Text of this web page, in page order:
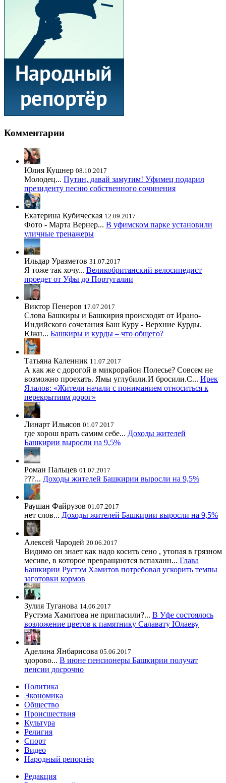
Комментарии
Юлия Кушнер 08.10.2017
Молодец... Путин, давай замутим! Уфимец подарил
президенту песню собственного сочинения
Екатерина Кубическая 12.09.2017
Фото - Марта Вернер... В уфимском парке установили
уличные тренажеры
Ильдар Уразметов 31.07.2017
Я тоже так хочу... Великобританский велосипедист
проедет от Уфы до Португалии
Виктор Пенеров 17.07.2017
Слова Башкиры и Башкирия происходят от Ирано-
Индийского сочетания Баш Куру - Верхние Курды.
Южн... Башкиры и курды – что общего?
Татьяна Каленник 11.07.2017
А как же с дорогой в микрорайон Полесье? Совсем не
возможно проехать. Ямы углубили.И бросили.С... Ирек
Ялалов: «Жители начали с пониманием относиться к
перекрытиям дорог»
Линарт Ильясов 01.07.2017
где хорош врать самим себе... Доходы жителей
Башкирии выросли на 9,5%
Роман Пальцев 01.07.2017
???... Доходы жителей Башкирии выросли на 9,5%
Раушан Файрузов 01.07.2017
нет слов... Доходы жителей Башкирии выросли на 9,5%
Алексей Чародей 20.06.2017
Видимо он знает как надо косить сено , утопая в грязном
месиве, в которое превращаются вспаханн... Глава
Башкирии Рустэм Хамитов потребовал ускорить темпы
заготовки кормов
Зулия Туганова 14.06.2017
Рустэма Хамитова не пригласили?... В Уфе состоялось
возложение цветов к памятнику Салавату Юлаеву
Аделина Янбарисова 05.06.2017
здорово... В июне пенсионеры Башкирии получат
пенсии досрочно
Политика
Экономика
Общество
Происшествия
Культура
Религия
Спорт
Видео
Народный репортёр
Редакция